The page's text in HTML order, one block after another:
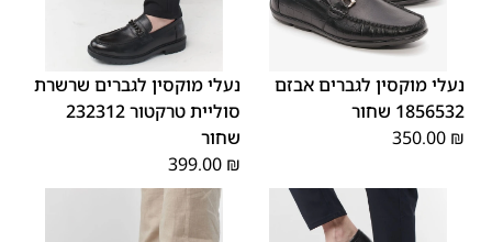
40
41
42
43
נעלי מוקסין לגברים אבזם
1856532 שחור
350.00 ₪
40
41
43
44
נעלי מוקסין לגברים שרשרת
סוליית טרקטור 232312
שחור
399.00 ₪